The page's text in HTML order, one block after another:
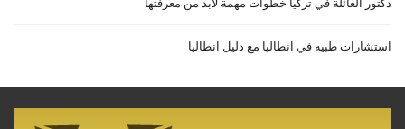
استشارات طبيه في انطاليا مع دليل انطاليا